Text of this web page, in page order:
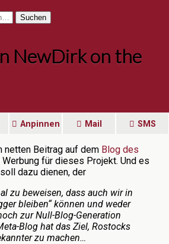
NewDirk on the
Anpinnen Mail SMS
netten Beitrag auf dem Blog des
Werbung für dieses Projekt. Und es
dazu dienen, der
zu beweisen, dass auch wir in
bleiben“ können und weder
zur Null-Blog-Generation
Blog hat das Ziel, Rostocks
zu machen…